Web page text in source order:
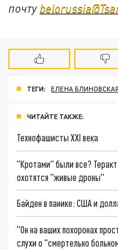
почту
ТЕГИ: ЕЛЕНА БЛИНОВСКАЯ
ЧИТАЙТЕ ТАКЖЕ:
Технофашисты XXI века
"Кротами" были все?
охотятся "живые дроны"
Байден в панике: США и
"Он на ваших похоронах
слухи о "смертельно